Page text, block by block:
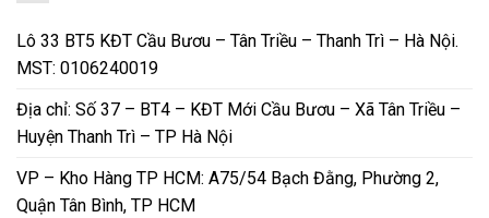
Lô 33 BT5 KĐT Cầu Bươu – Tân Triều – Thanh Trì – Hà Nội.
MST: 0106240019
Địa chỉ: Số 37 – BT4 – KĐT Mới Cầu Bươu – Xã Tân Triều –
Huyện Thanh Trì – TP Hà Nội
VP – Kho Hàng TP HCM: A75/54 Bạch Đằng, Phường 2,
Quận Tân Bình, TP HCM